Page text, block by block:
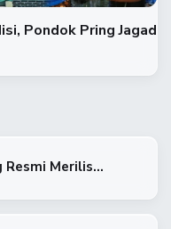
Pondok Pring Jagad
Resmi Merilis...